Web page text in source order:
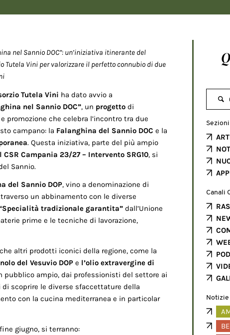
nel Sannio DOC”: un’iniziativa itinerante del
Tutela Vini per valorizzare il perfetto connubio di due
Tutela Vini ha dato avvio a
nel Sannio DOC”, un progetto di
promozione che celebra l’incontro tra due
campano: la Falanghina del Sannio DOC e la
. Questa iniziativa, parte del più ampio
Campania 23/27 – Intervento SRG10, si
Sannio.
del Sannio DOP, vino a denominazione di
un abbinamento con le diverse
Specialità tradizionale garantita” dall’Unione
prime e le tecniche di lavorazione,
altri prodotti iconici della regione, come la
del Vesuvio DOP e l’olio extravergine di
pubblico ampio, dai professionisti del settore ai
scoprire le diverse sfaccettature della
con la cucina mediterranea e in particolar
giugno, si terranno:

Canali